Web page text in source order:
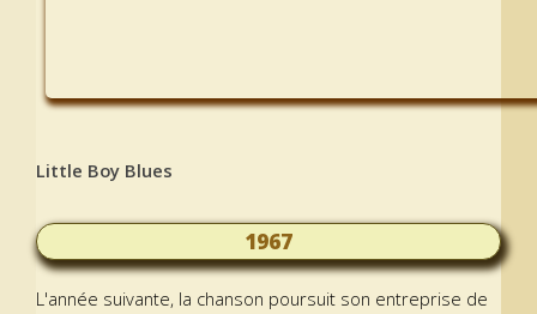
Little Boy Blues
1967
L'année suivante, la chanson poursuit son entreprise de